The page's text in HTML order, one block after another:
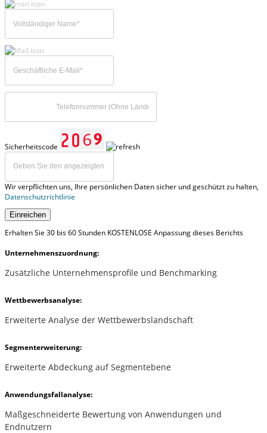
Sicherheitscode
Wir verpflichten uns, Ihre persönlichen Daten sicher und geschützt zu halten,
Datenschutzrichtlinie
Einreichen
Erhalten Sie 30 bis 60 Stunden KOSTENLOSE Anpassung dieses Berichts
Unternehmenszuordnung:
Zusätzliche Unternehmensprofile und Benchmarking
Wettbewerbsanalyse:
Erweiterte Analyse der Wettbewerbslandschaft
Segmenterweiterung:
Erweiterte Abdeckung auf Segmentebene
Anwendungsfallanalyse:
Maßgeschneiderte Bewertung von Anwendungen und
Endnutzern